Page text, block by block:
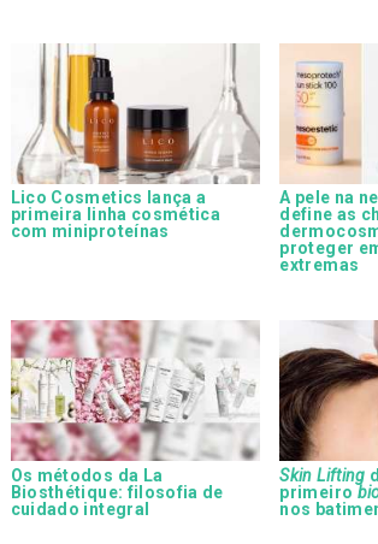
Lico Cosmetics lança a
primeira linha cosmética
com miniproteínas
A pele na
define as
proteger
extremas
Os métodos da La
Biosthétique: filosofia de
cuidado integral
Skin Lifting
primeiro
nos